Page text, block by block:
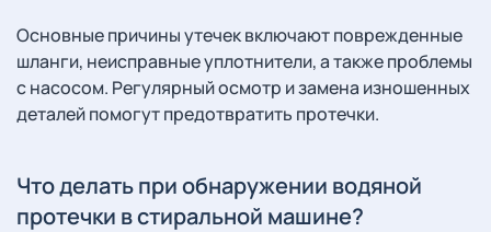
Основные причины утечек включают поврежденные
шланги, неисправные уплотнители, а также проблемы
с насосом. Регулярный осмотр и замена изношенных
деталей помогут предотвратить протечки.
Что делать при обнаружении водяной
протечки в стиральной машине?